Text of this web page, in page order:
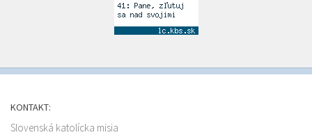
KONTAKT:
Slovenská katolícka misia